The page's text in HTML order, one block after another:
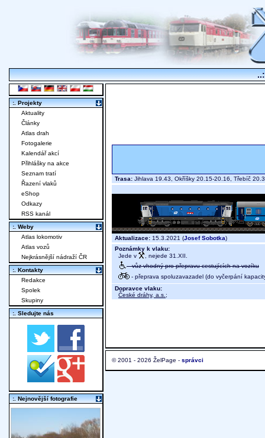
Trasa: Jihlava 19.43, Okříšky 20.15-20.16, Třebíč
Aktualizace: 15.3.2021 (Josef Sobotka)
Poznámky k vlaku:
Jede v
, nejede 31.XII.
- vůz vhodný pro přepravu cestujících na vozíku
- přeprava spoluzavazadel (do vyčerpání
Dopravce vlaku:
České dráhy, a.s. ;
© 2001 - 2026 ŽelPage - správci
:. Projekty
Aktuality
Články
Atlas drah
Fotogalerie
Kalendář akcí
Přihlášky na akce
Seznam tratí
Řazení vlaků
eShop
Odkazy
RSS kanál
:. Weby
Atlas lokomotiv
Atlas vozů
Nejkrásnější nádraží ČR
:. Kontakty
Redakce
Spolek
Skupiny
:. Sledujte nás
:. Nejnovější fotografie